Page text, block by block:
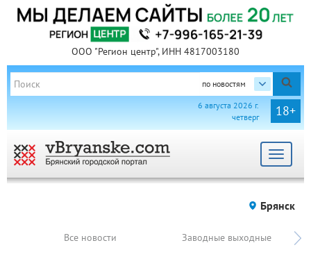
ООО "Регион центр", ИНН 4817003180
по новостям
18+
6 августа 2026 г.
четверг
Toggle
Брянск
Все новости Заводные выходные